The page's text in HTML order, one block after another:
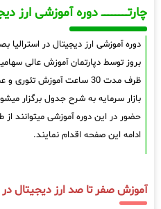
چارتـــــــــــــــــــ دوره آموزشی ارز
دوره آموزشی ارز دیجیتال در
بروز توسط دپارتمان آموزش عالی
ظرف مدت 30 ساعت آموزش تئوری و عملی و بهمراه ارائه
بازار سرمایه به شرح جدول برگزار
حضور در این دوره آموزشی میتوانند
ادامه این صفحه اقدام نمایند.
آموزش صفر تا صد ارز دیجیتال در